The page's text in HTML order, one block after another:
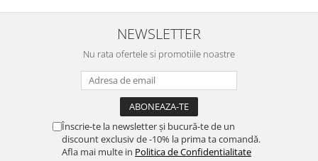
NEWSLETTER
Nu rata ofertele si promotiile noastre
Înscrie-te la newsletter și bucură-te de un
discount exclusiv de -10% la prima ta comandă.
Afla mai multe in Politica de Confidentialitate